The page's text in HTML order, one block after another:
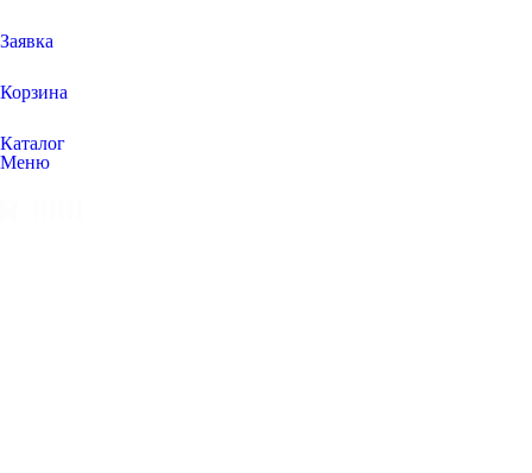
Заявка
Корзина
Каталог
Меню